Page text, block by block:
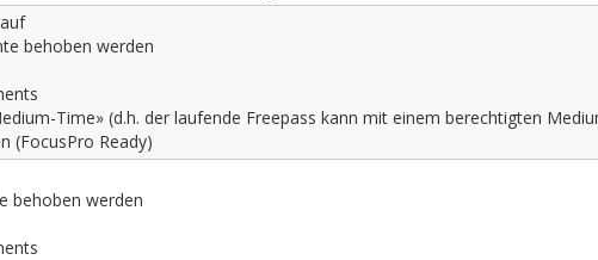
behoben werden
Time» (d.h. der laufende Freepass kann mit einem berechtigten
(FocusPro Ready)
behoben werden